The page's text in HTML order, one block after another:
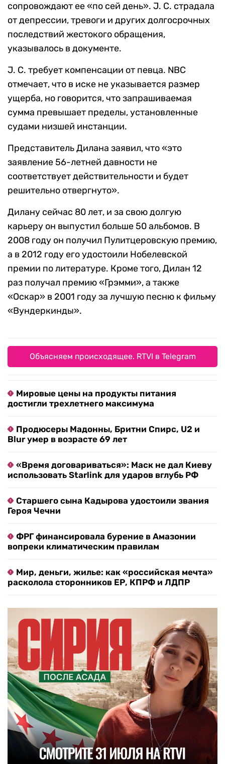
сопровождают ее «по сей день». J. C. страдала
от депрессии, тревоги и других долгосрочных
последствий жестокого обращения,
указывалось в документе.
J. C. требует компенсации от певца. NBC
отмечает, что в иске не указывается размер
ущерба, но говорится, что запрашиваемая
сумма превышает пределы, установленные
судами низшей инстанции.
Представитель Дилана заявил, что «это
заявление 56-летней давности не
соответствует действительности и будет
решительно отвергнуто».
Дилану сейчас 80 лет, и за свою долгую
карьеру он выпустил больше 50 альбомов. В
2008 году он получил Пулитцеровскую премию,
а в 2012 году его удостоили Нобелевской
премии по литературе. Кроме того, Дилан 12
раз получал премию «Грэмми», а также
«Оскар» в 2001 году за лучшую песню к фильму
«Вундеркинды».
Объясняем происходящее. RTVI в Telegram
Мировые цены на продукты питания
достигли трехлетнего максимума
Продюсеры Мадонны, Бритни Спирс, U2 и
Blur умер в возрасте 69 лет
«Время договариваться»: Маск не дал Киеву
использовать Starlink для ударов вглубь РФ
Старшего сына Кадырова удостоили звания
Героя Чечни
ФРГ финансировала бурение в Амазонии
вопреки климатическим правилам
Мир, деньги, жилье: как «российская мечта»
расколола сторонников ЕР, КПРФ и ЛДПР